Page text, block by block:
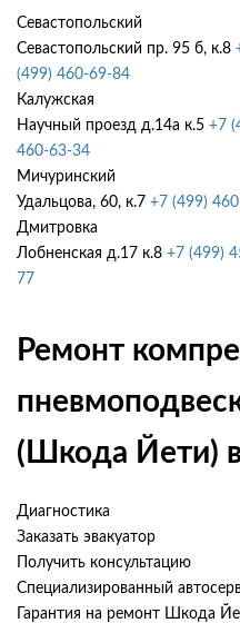
Севастопольский
Севастопольский пр. 95 б, к.8
(499) 460-69-84
Калужская
Научный проезд д.14а к.5 +7
460-63-34
Мичуринский
Удальцова, 60, к.7 +7 (499)
Дмитровка
Лобненская д.17 к.8 +7 (499)
77
Ремонт
(Шкода Йети)
Диагностика
Заказать эвакуатор
Получить консультацию
Специализированный
Гарантия на ремонт Шкода